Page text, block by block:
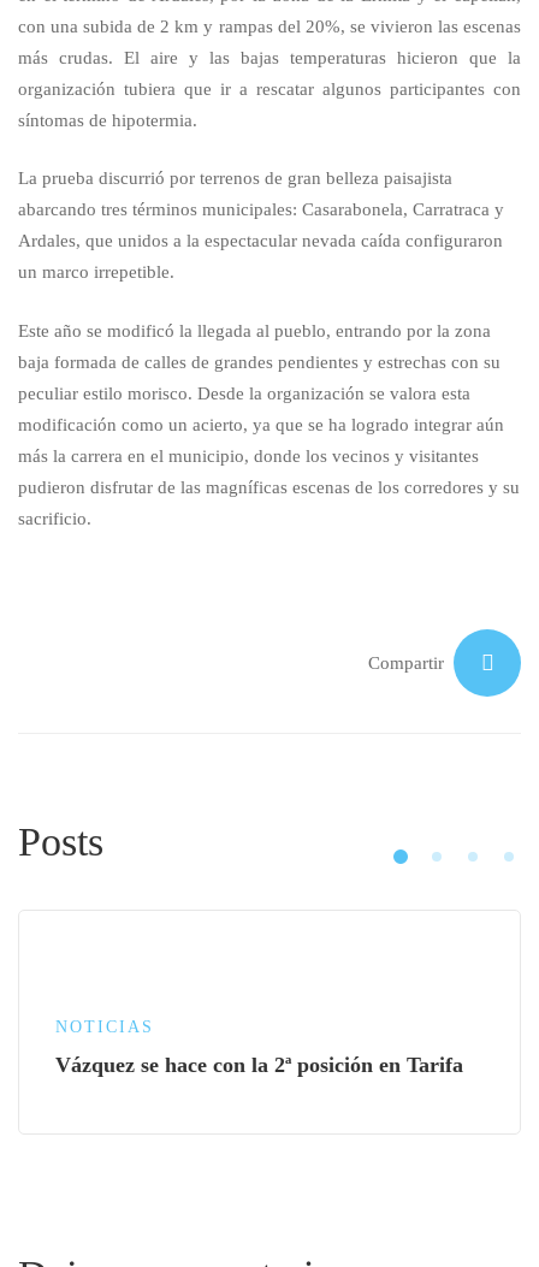
con una subida de 2 km y rampas del 20%, se vivieron las escenas
más crudas. El aire y las bajas temperaturas hicieron que la
organización tubiera que ir a rescatar algunos participantes con
síntomas de hipotermia.
La prueba discurrió por terrenos de gran belleza paisajista
abarcando tres términos municipales: Casarabonela, Carratraca y
Ardales, que unidos a la espectacular nevada caída configuraron
un marco irrepetible.
Este año se modificó la llegada al pueblo, entrando por la zona
baja formada de calles de grandes pendientes y estrechas con su
peculiar estilo morisco. Desde la organización se valora esta
modificación como un acierto, ya que se ha logrado integrar aún
más la carrera en el municipio, donde los vecinos y visitantes
pudieron disfrutar de las magníficas escenas de los corredores y su
sacrificio.
Compartir
Posts
NOTICIAS
Vázquez se hace con la 2ª posición en Tarifa